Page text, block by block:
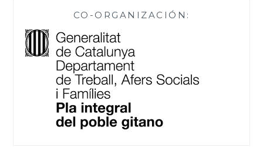
CO-ORGANIZACIÓN: